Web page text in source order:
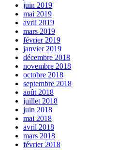
juin 2019
mai 2019
avril 2019
mars 2019
février 2019
janvier 2019
décembre 2018
novembre 2018
octobre 2018
septembre 2018
août 2018
juillet 2018
juin 2018
mai 2018
avril 2018
mars 2018
février 2018